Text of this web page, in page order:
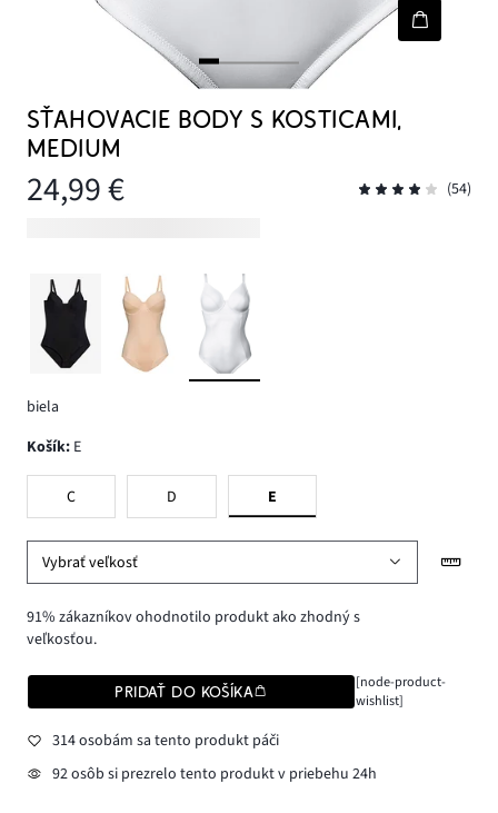
SŤAHOVACIE BODY S KOSTICAMI,
MEDIUM
24,99 € (54)
biela
Košík: E
C D E
Vybrať veľkosť
91% zákazníkov ohodnotilo produkt ako zhodný s
veľkosťou.
PRIDAŤ DO KOŠÍKA
[node-product-
wishlist]
314 osobám sa tento produkt páči
92 osôb si prezrelo tento produkt v priebehu 24h